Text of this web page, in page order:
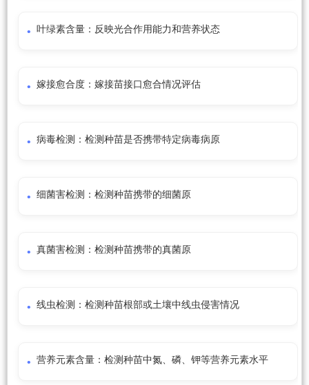
叶绿素含量：反映光合作用能力和营养状态
嫁接愈合度：嫁接苗接口愈合情况评估
病毒检测：检测种苗是否携带特定病毒病原
细菌害检测：检测种苗携带的细菌原
真菌害检测：检测种苗携带的真菌原
线虫检测：检测种苗根部或土壤中线虫侵害情况
营养元素含量：检测种苗中氮、磷、钾等营养元素水平